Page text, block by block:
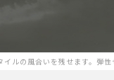
の風合いを残せます。弾性